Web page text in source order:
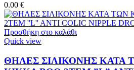
0.00 €
Προσθήκη στο καλάθι
Quick view
ΘΗΛΕΣ ΣΙΛΙΚΟΝΗΣ ΚΑΤΑ